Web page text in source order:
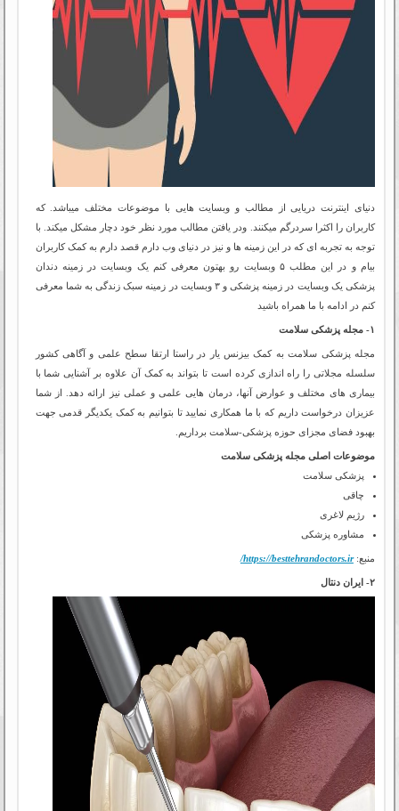
دنیای اینترنت دریایی از مطالب و وبسایت هایی با موضوعات مختلف میباشد. که
کاربران را اکثرا سردرگم میکنند. ودر یافتن مطالب مورد نظر خود دچار مشکل میکند. با
توجه به تجربه ای که در این زمینه ها و نیز در دنیای وب دارم قصد دارم به کمک کاربران
بیام و در این مطلب ۵ وبسایت رو بهتون معرفی کنم یک وبسایت در زمینه دندان
پزشکی یک وبسایت در زمینه پزشکی و ۳ وبسایت در زمینه سبک زندگی به شما معرفی
کنم در ادامه با ما همراه باشید
۱- مجله پزشکی سلامت
مجله پزشکی سلامت به کمک بیزنس یار در راستا ارتقا سطح علمی و آگاهی کشور
سلسله مجلاتی را راه اندازی کرده است تا بتواند به کمک آن علاوه بر آشنایی شما با
بیماری های مختلف و عوارض آنها، درمان هایی علمی و عملی نیز ارائه دهد. از شما
عزیزان درخواست داریم که با ما همکاری نمایید تا بتوانیم به کمک یکدیگر قدمی جهت
بهبود فضای مجزای حوزه پزشکی-سلامت برداریم.
موضوعات اصلی مجله پزشکی سلامت
پزشکی سلامت
چاقی
رژیم لاغری
مشاوره پزشکی
منبع:https://besttehrandoctors.ir/
۲- ایران دنتال